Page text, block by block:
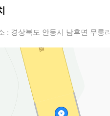
: 경상북도 안동시 남후면 무릉리